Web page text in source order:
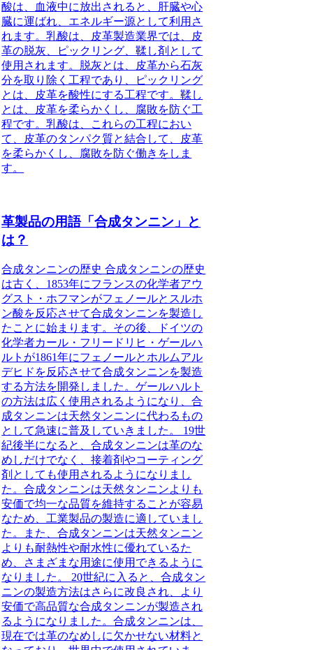
酸は、血液中に放出されると、肝臓や心
臓に運ばれ、エネルギー源として利用さ
れます。乳酸は、皮革製造業界では、皮
革の脱灰、ピックリング、鞣し剤として
使用されます。脱灰とは、皮革から石灰
分を取り除く工程であり、ピックリング
とは、皮革を酸性にする工程です。鞣し
とは、皮革を柔らかくし、腐敗を防ぐ工
程です。乳酸は、これらの工程におい
て、皮革のタンパク質と結合して、皮革
を柔らかくし、腐敗を防ぐ働きをしま
す。
革製品の用語「合成タンニン」と
は？
合成タンニンの歴史 合成タンニンの歴史
は古く、1853年にフランスの化学者アウ
グスト・ホフマンがフェノールとスルホ
ン酸を反応させて合成タンニンを製造し
たことに始まります。その後、ドイツの
化学者カール・フリードリヒ・ゲールハ
ルトが1861年にフェノールとホルムアル
デヒドを反応させて合成タンニンを製造
する方法を開発しました。ゲールハルト
の方法は広く使用されるようになり、合
成タンニンは天然タンニンに代わるもの
として急速に普及していきました。 19世
紀後半になると、合成タンニンは革のな
めしだけでなく、接着剤やコーティング
剤としても使用されるようになりまし
た。合成タンニンは天然タンニンよりも
安価で均一な品質を維持することが容易
なため、工業製品の製造に適していまし
た。また、合成タンニンは天然タンニン
よりも耐熱性や耐水性に優れているた
め、さまざまな用途に使用できるように
なりました。 20世紀に入ると、合成タン
ニンの製造方法はさらに改良され、より
安価で高品質な合成タンニンが製造され
るようになりました。合成タンニンは、
現在では革のなめしに欠かせない材料と